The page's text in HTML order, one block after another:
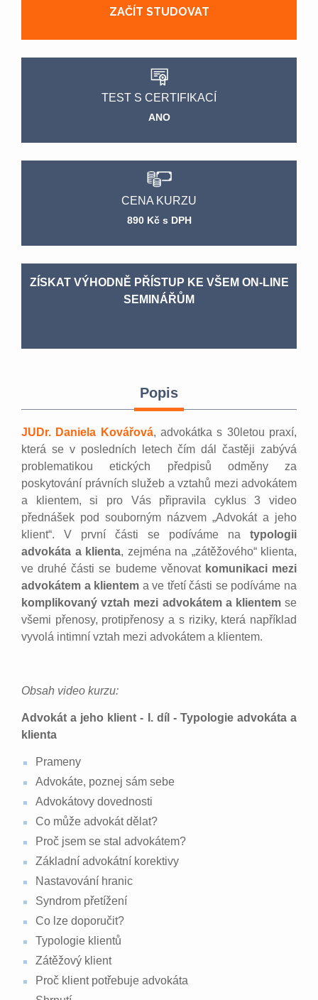
ZAČÍT STUDOVAT
TEST S CERTIFIKACÍ
ANO
CENA KURZU
890 Kč s DPH
ZÍSKAT VÝHODNĚ PŘÍSTUP KE VŠEM ON-LINE
SEMINÁŘŮM
Popis
JUDr. Daniela Kovářová, advokátka s 30letou praxí,
která se v posledních letech čím dál častěji zabývá
problematikou etických předpisů odměny za
poskytování právních služeb a vztahů mezi advokátem
a klientem, si pro Vás připravila cyklus 3 video
přednášek pod souborným názvem „Advokát a jeho
klient“. V první části se podíváme na typologii
advokáta a klienta, zejména na „zátěžového“ klienta,
ve druhé části se budeme věnovat komunikaci mezi
advokátem a klientem a ve třetí části se podíváme na
komplikovaný vztah mezi advokátem a klientemse
všemi přenosy, protipřenosy a s riziky, která například
vyvolá intimní vztah mezi advokátem a klientem.
Obsah video kurzu:
Advokát a jeho klient - I. díl - Typologie advokáta a
klienta
Prameny
Advokáte, poznej sám sebe
Advokátovy dovednosti
Co může advokát dělat?
Proč jsem se stal advokátem?
Základní advokátní korektivy
Nastavování hranic
Syndrom přetížení
Co lze doporučit?
Typologie klientů
Zátěžový klient
Proč klient potřebuje advokáta